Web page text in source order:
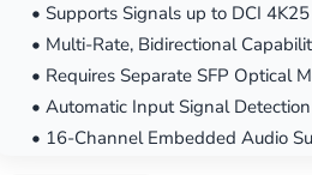
• Supports Signals up to DCI 4K25
• Multi-Rate, Bidirectional
• Requires Separate SFP Optical
• Automatic Input Signal Detection
• 16-Channel Embedded Audio